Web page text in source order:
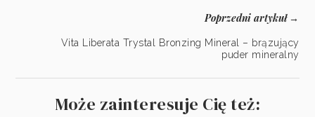
Poprzedni artykuł→
Vita Liberata Trystal Bronzing Mineral – brązujący
puder mineralny
Może zainteresuje Cię też: